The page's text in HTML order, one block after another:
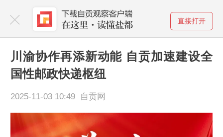
直接打开
川渝协作再添新动能 自贡加速建设全
国性邮政快递枢纽
2025-11-03 10:49 自贡网